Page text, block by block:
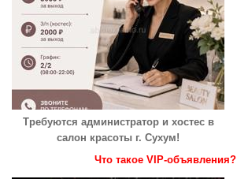
Требуются администратор и хостес в
салон красоты г. Сухум!
Что такое VIP-объявления?